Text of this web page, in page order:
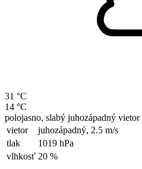
31 °C
14 °C
polojasno, slabý juhozápadný vietor
vietor
juhozápadný, 2.5 m/s
tlak
1019 hPa
vlhkosť 20 %